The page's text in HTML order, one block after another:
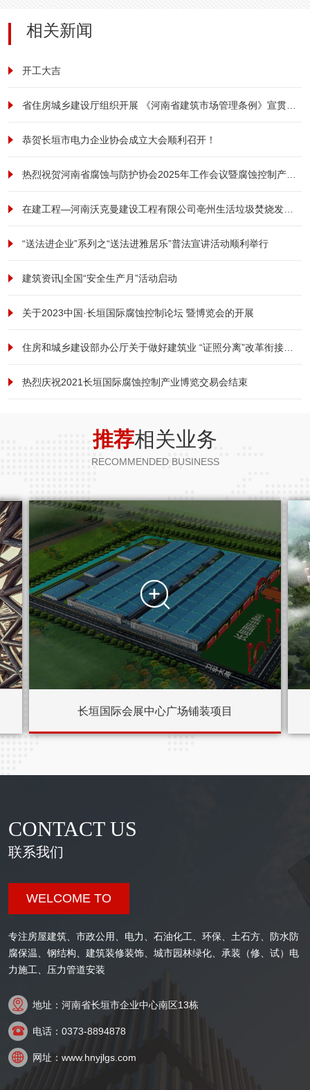
相关新闻
开工大吉
恭贺长垣市电力企业协会成立大会顺利召开！
“送法进企业”系列之“送法进雅居乐”普法宣讲活动顺利举行
建筑资讯|全国“安全生产月”活动启动
关于2023中国·长垣国际腐蚀控制论坛 暨博览会的开展
热烈庆祝2021长垣国际腐蚀控制产业博览交易会结束
推荐相关业务
RECOMMENDED BUSINESS

长垣国际会展中心广场铺装项目
CONTACT US
联系我们
WELCOME TO
专注房屋建筑、市政公用、电力、石油化工、环保、土石方、防水防
腐保温、钢结构、建筑装修装饰、城市园林绿化、承装（修、试）电
力施工、压力管道安装
 地址：河南省长垣市企业中心南区13栋
 电话：0373-8894878
 网址：www.hnyjlgs.com